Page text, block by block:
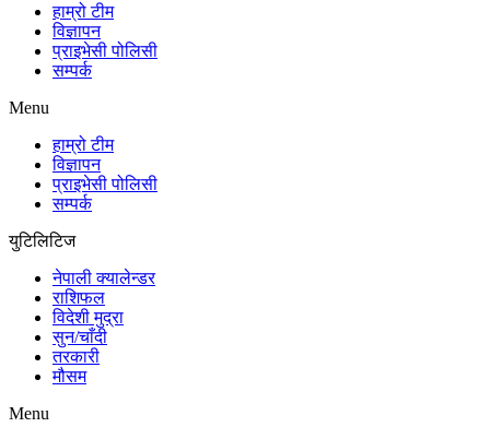
हाम्रो टीम
विज्ञापन
प्राइभेसी पोलिसी
सम्पर्क
Menu
हाम्रो टीम
विज्ञापन
प्राइभेसी पोलिसी
सम्पर्क
युटिलिटिज
नेपाली क्यालेन्डर
राशिफल
विदेशी मुद्रा
सुन/चाँदी
तरकारी
मौसम
Menu